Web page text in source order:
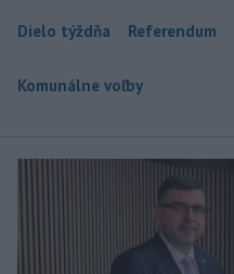
Dielo týždňa Referendum
Komunálne voľby